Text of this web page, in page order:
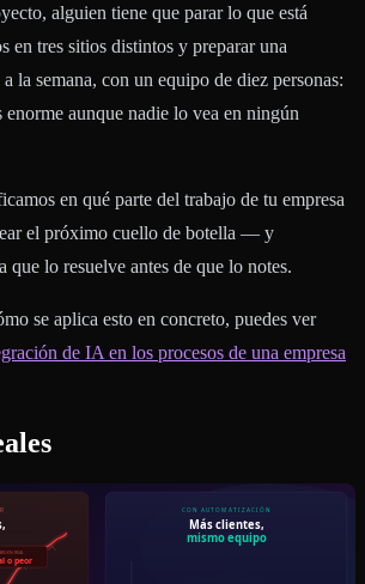
alguien tiene que parar lo que está
en tres sitios distintos y preparar una
la semana, con un equipo de diez personas:
enorme aunque nadie lo vea en ningún
en qué parte del trabajo de tu empresa
el próximo cuello de botella — y
que lo resuelve antes de que lo notes.
se aplica esto en concreto, puedes ver
de IA en los procesos de una empresa